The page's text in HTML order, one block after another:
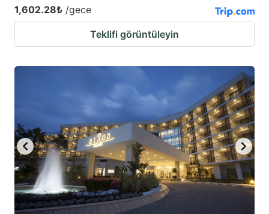
1,602.28₺ /gece
Teklifi görüntüleyin